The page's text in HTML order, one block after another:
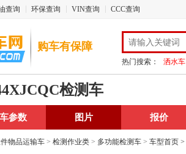
查询 环保查询 VIN查询 CCC查询
购车有保障
热门搜索： 洒水车
检测车
参数 图片 报价
物品运输车 > 检测作业类 > 多功能检测车 > 车型首页 >